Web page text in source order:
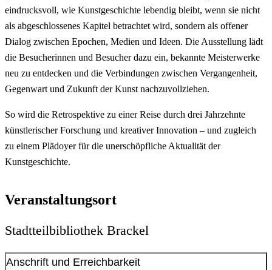
eindrucksvoll, wie Kunstgeschichte lebendig bleibt, wenn sie nicht
als abgeschlossenes Kapitel betrachtet wird, sondern als offener
Dialog zwischen Epochen, Medien und Ideen. Die Ausstellung lädt
die Besucherinnen und Besucher dazu ein, bekannte Meisterwerke
neu zu entdecken und die Verbindungen zwischen Vergangenheit,
Gegenwart und Zukunft der Kunst nachzuvollziehen.
So wird die Retrospektive zu einer Reise durch drei Jahrzehnte
künstlerischer Forschung und kreativer Innovation – und zugleich
zu einem Plädoyer für die unerschöpfliche Aktualität der
Kunstgeschichte.
Veranstaltungsort
Stadtteilbibliothek Brackel
Anschrift und Erreichbarkeit